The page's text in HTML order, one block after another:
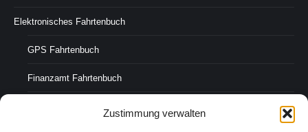
Zustimmung verwalten
Elektronisches Fahrtenbuch
GPS Fahrtenbuch
Finanzamt Fahrtenbuch